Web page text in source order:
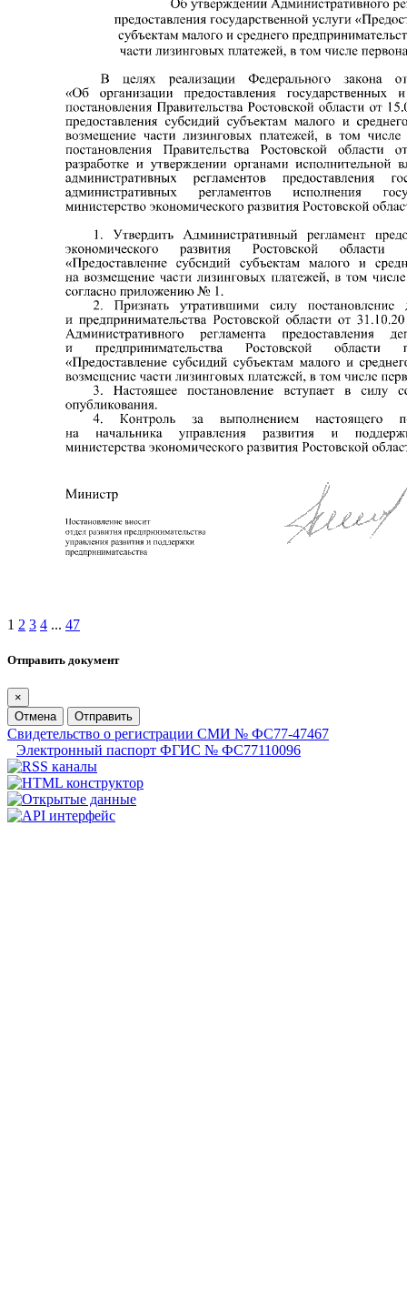
1 2 3 4 ... 47
Отправить документ
×
Отмена
Отправить
Свидетельство о регистрации СМИ № ФС77-47467
Электронный паспорт ФГИС № ФС77110096